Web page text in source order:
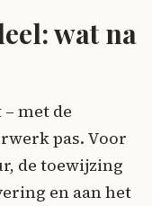
wat na
met de
pas. Voor
de toewijzing
en aan het